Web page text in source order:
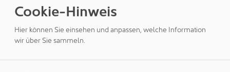
Lebensdauer der Sauggreifer erheblich. Risse oder
Materialdegradation treten nicht auf, wodurch die
Betriebssicherheit gewährleistet wird.
Ohne kritische Zusatzstoffe
Cookie-Hinweis
Hier können Sie einsehen und anpassen, welche Information
wir über Sie sammeln.